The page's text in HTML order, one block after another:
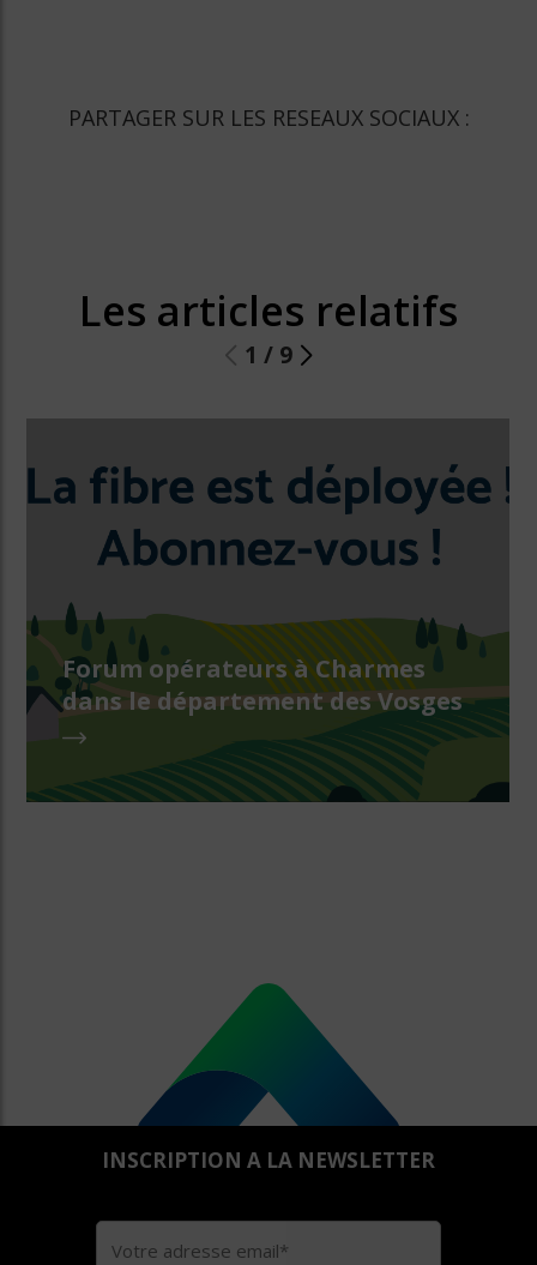
PARTAGER SUR LES RESEAUX SOCIAUX :
Les articles relatifs
1 / 9
Forum opérateurs à Charmes
dans le département des Vosges
INSCRIPTION A LA NEWSLETTER